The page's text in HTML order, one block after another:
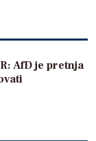
AfD je pretnja